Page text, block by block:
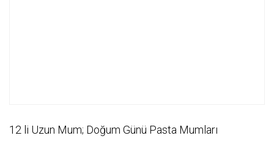
12 li Uzun Mum; Doğum Günü Pasta Mumları